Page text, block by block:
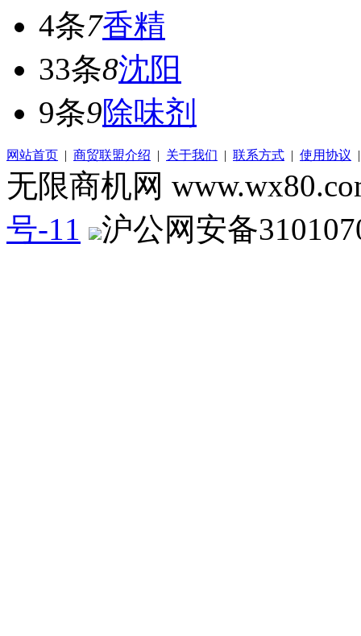
4条7香精
33条8沈阳
9条9除味剂
网站首页 | 商贸联盟介绍 | 关于我们 | 联系方式 | 使用协议
无限商机网
号-11
沪公网安备